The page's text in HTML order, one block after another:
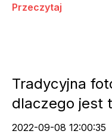
Przeczytaj
Tradycyjna
dlaczego jest
2022-09-08 12:00:35